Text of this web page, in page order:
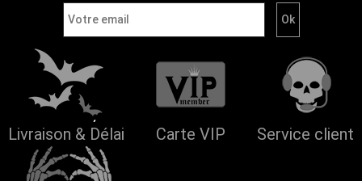
Livraison & Délai Carte VIP Service client